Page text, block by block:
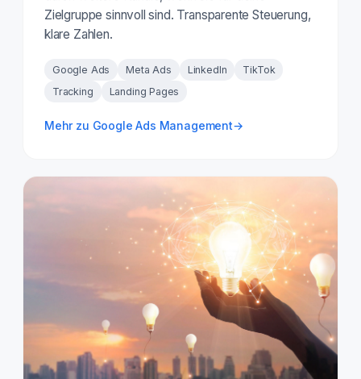
Zielgruppe sinnvoll sind. Transparente Steuerung,
klare Zahlen.
Google Ads Meta Ads LinkedIn
TikTok
Tracking
Landing Pages
Mehr zu Google Ads Management→